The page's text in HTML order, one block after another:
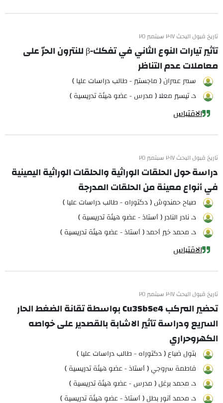
تاريخ قبول البحث ٢٠١٧ سبتمبر ٢٥
تأثير تيارات النوع الثاني في تفكك-β للنترون الحرّ على
معاملات عدم التناظر
سمر عمران ( ماجستير - طالب دراسات عليا )
د. تيسير معلا ( مدرس - عضو هيئة تدريسية )
الاقتباس
تاريخ قبول البحث ٢٠١٧ سبتمبر ٢٥
دراسة حول الحلقات الوراثية والحلقات الوراثية اليمينية
في أنواع معينة من الحلقات المدرجة
صباح حمندوش ( دكتوراه - طالب دراسات عليا )
د. نادر النادر ( أستاذ - عضو هيئة تدريسية )
د. محمد خير أحمد ( أستاذ - عضو هيئة تدريسية )
الاقتباس
تاريخ قبول البحث ٢٠١٧ سبتمبر ٢٥
تحضير المركب Cu3SbSe4 بواسطة تقانة الضغط الحار
السريع ودراسة تأثير الاشابة بالقصدير على خواصه
الكهروحراري
بتول ضباع ( دكتوراه - طالب دراسات عليا )
فاطمة سروجي ( أستاذ - عضو هيئة تدريسية )
د. محمد برغل ( مدرس - عضو هيئة تدريسية )
د. محمد أنور بطل ( أستاذ - عضو هيئة تدريسية )